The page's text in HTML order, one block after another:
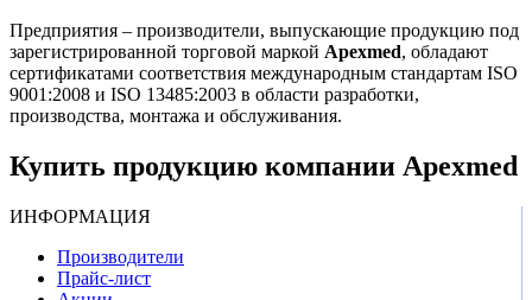
Предприятия – производители, выпускающие продукцию под
зарегистрированной торговой маркой Apexmed, обладают
сертификатами соответствия международным стандартам ISO
9001:2008 и ISO 13485:2003 в области разработки,
производства, монтажа и обслуживания.
Купить продукцию компании Apexmed
ИНФОРМАЦИЯ
Производители
Прайс-лист